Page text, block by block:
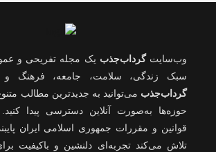
وب‌سایتگرداب‌جذب یک مجله تفریحی و
سبک زندگی، سلامت، جامعه، فرهنگ
گرداب‌جذب می‌توانید به جدیدترین مطالب
حوزه‌ها به‌صورت آنلاین دسترسی پیدا
قوانین و مقررات جمهوری اسلامی ایران
تلاش می‌کند تجربه‌ای دلنشین و باکیفیت